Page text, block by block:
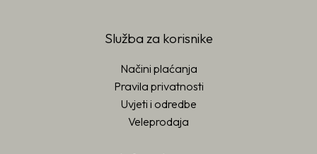
Služba za korisnike
Načini plaćanja
Pravila privatnosti
Uvjeti i odredbe
Veleprodaja